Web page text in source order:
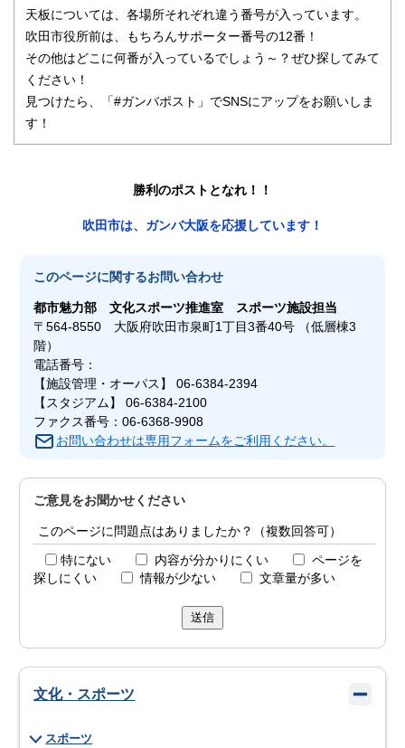
天板については、各場所それぞれ違う番号が入っています。
吹田市役所前は、もちろんサポーター番号の12番！
その他はどこに何番が入っているでしょう～？ぜひ探してみて
ください！
見つけたら、「#ガンバポスト」でSNSにアップをお願いしま
す！
勝利のポストとなれ！！
吹田市は、ガンバ大阪を応援しています！
このページに関するお問い合わせ
都市魅力部文化スポーツ推進室 スポーツ施設担当
〒564-8550 大阪府吹田市泉町1丁目3番40号 （低層棟3
階）
電話番号：
【施設管理・オーパス】 06-6384-2394
【スタジアム】 06-6384-2100
ファクス番号：06-6368-9908
お問い合わせは専用フォームをご利用ください。
ご意見をお聞かせください
このページに問題点はありましたか？（複数回答可）
特にない 内容が分かりにくい
ページを
探しにくい
情報が少ない 文章量が多い
送信
文化・スポーツ
スポーツ